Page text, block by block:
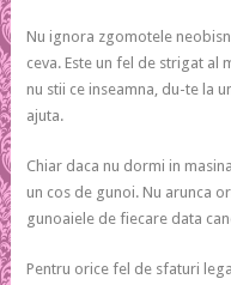
Nu ignora zgomotele
ceva. Este un fel de strigat al
nu stii ce inseamna, du-te la
ajuta.
Chiar daca nu dormi in
un cos de gunoi. Nu arunca
gunoaiele de fiecare data
Pentru orice fel de sfaturi